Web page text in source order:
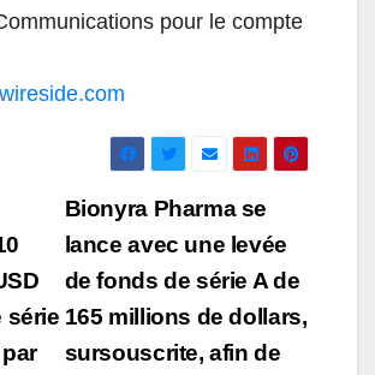
pour le compte
Bionyra Pharma se
lance avec une levée
de fonds de série A de
165 millions de dollars,
sursouscrite, afin de
série